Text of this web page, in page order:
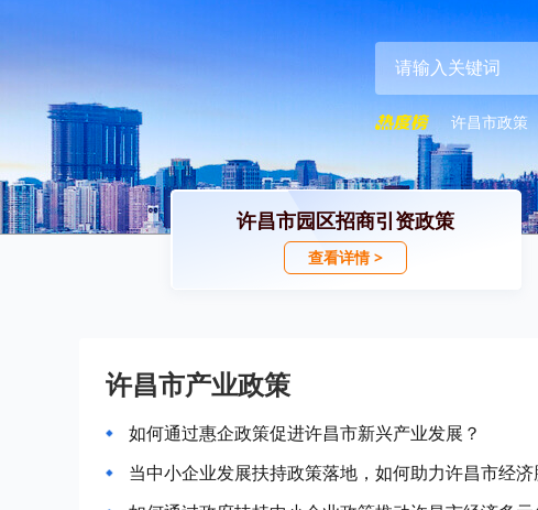
许昌市政策
许昌市园区招商引资政策
查看详情 >
许昌市产业政策
如何通过惠企政策促进许昌市新兴产业发展？
当中小企业发展扶持政策落地，如何助力许昌市经济